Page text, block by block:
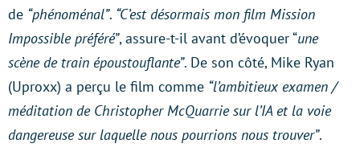
de “phénoménal”. “C’est désormais mon film Mission
Impossible préféré”, assure-t-il avant d’évoquer “une
scène de train époustouflante”. De son côté, Mike Ryan
(Uproxx) a perçu le film comme “l’ambitieux examen /
méditation de Christopher McQuarrie sur l’IA et la voie
dangereuse sur laquelle nous pourrions nous trouver”.